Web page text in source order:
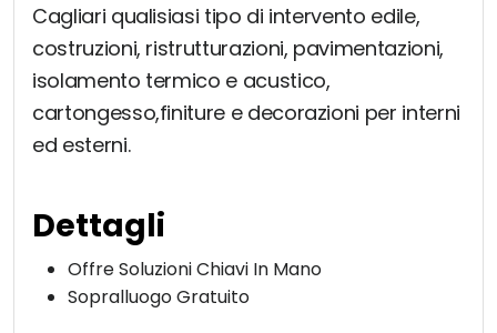
Cagliari qualisiasi tipo di intervento edile,
costruzioni, ristrutturazioni, pavimentazioni,
isolamento termico e acustico,
cartongesso,finiture e decorazioni per interni
ed esterni.
Dettagli
Offre Soluzioni Chiavi In Mano
Sopralluogo Gratuito